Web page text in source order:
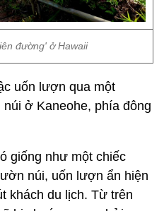
đường' ở Hawaii
uốn lượn qua một
ở Kaneohe, phía đông
giống như một chiếc
núi, uốn lượn ẩn hiện
khách du lịch. Từ trên